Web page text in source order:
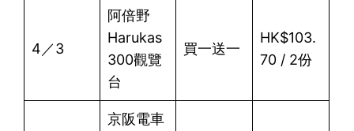
4／3
阿倍野
Harukas
300觀覽
台
買一送一
HK$103.
70 / 2份
京阪電車